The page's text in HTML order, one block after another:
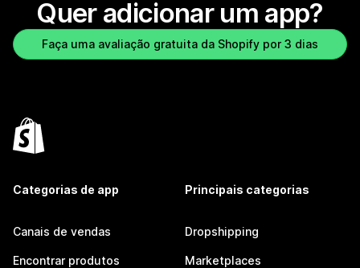
Quer adicionar um app?
Faça uma avaliação gratuita da Shopify por 3 dias
Categorias de app
Canais de vendas
Encontrar produtos
Principais categorias
Dropshipping
Marketplaces